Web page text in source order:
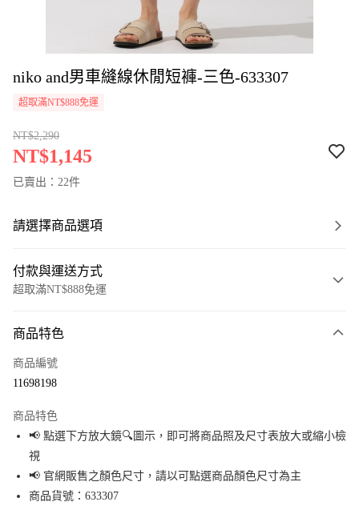
niko and男車縫線休閒短褲-三色-633307
超取滿NT$888免運
NT$2,290
NT$1,145
已賣出：22件
請選擇商品選項
付款與運送方式
超取滿NT$888免運
信用卡一次付款
Apple Pay
街口支付
悠遊付
商品特色
商品編號
11698198
商品特色
📢 點選下方放大鏡🔍圖示，即可將商品照及尺寸表放大或縮小檢
視
📢 官網販售之顏色尺寸，請以可點選商品顏色尺寸為主
商品貨號：633307